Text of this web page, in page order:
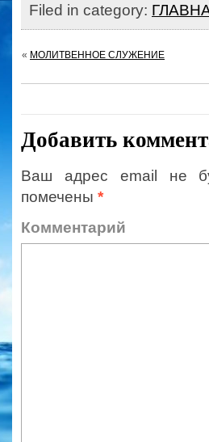
Filed in category:
« МОЛИТВЕННОЕ СЛУЖЕНИЕ
Добавить
Ваш адрес email не
помечены *